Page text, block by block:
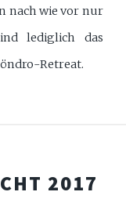
nach wie vor nur
lediglich das
Retreat.
2017